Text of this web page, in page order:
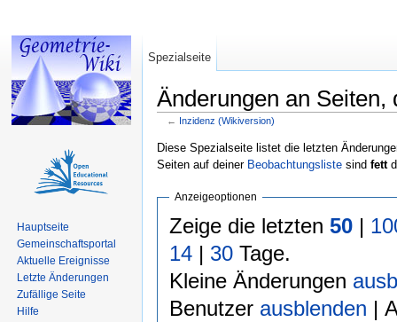
Änderungen an Seiten,
← Inzidenz (Wikiversion)
Diese Spezialseite listet die letzten
Seiten auf deiner Beobachtungsliste sind fett
Anzeigeoptionen
Zeige die letzten 50|
14| 30Tage.
Kleine Änderungen
Benutzer ausblenden |
Spezialseite
Hauptseite
Gemeinschaftsportal
Aktuelle Ereignisse
Letzte Änderungen
Zufällige Seite
Hilfe